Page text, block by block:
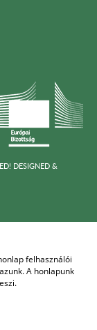
felhasználói
A honlapunk
DESIGNED &